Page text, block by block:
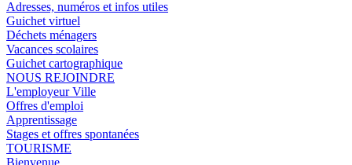
Adresses, numéros et infos utiles
Guichet virtuel
Déchets ménagers
Vacances scolaires
Guichet cartographique
NOUS REJOINDRE
L'employeur Ville
Offres d'emploi
Apprentissage
Stages et offres spontanées
TOURISME